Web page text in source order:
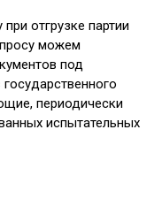
отгрузке партии
можем
под
периодически
испытательных